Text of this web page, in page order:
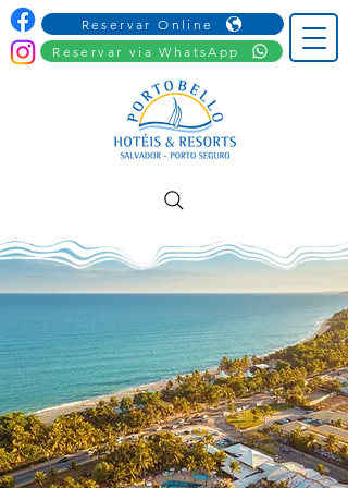
Reservar Online
Reservar via WhatsApp